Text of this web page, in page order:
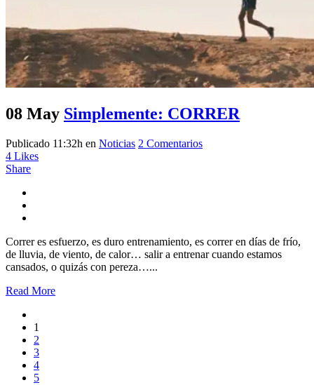
08 May Simplemente: CORRER
Publicado 11:32h en Noticias 2 Comentarios
4 Likes
Share
Correr es esfuerzo, es duro entrenamiento, es correr en días de frío,
de lluvia, de viento, de calor… salir a entrenar cuando estamos
cansados, o quizás con pereza…...
Read More
1
2
3
4
5